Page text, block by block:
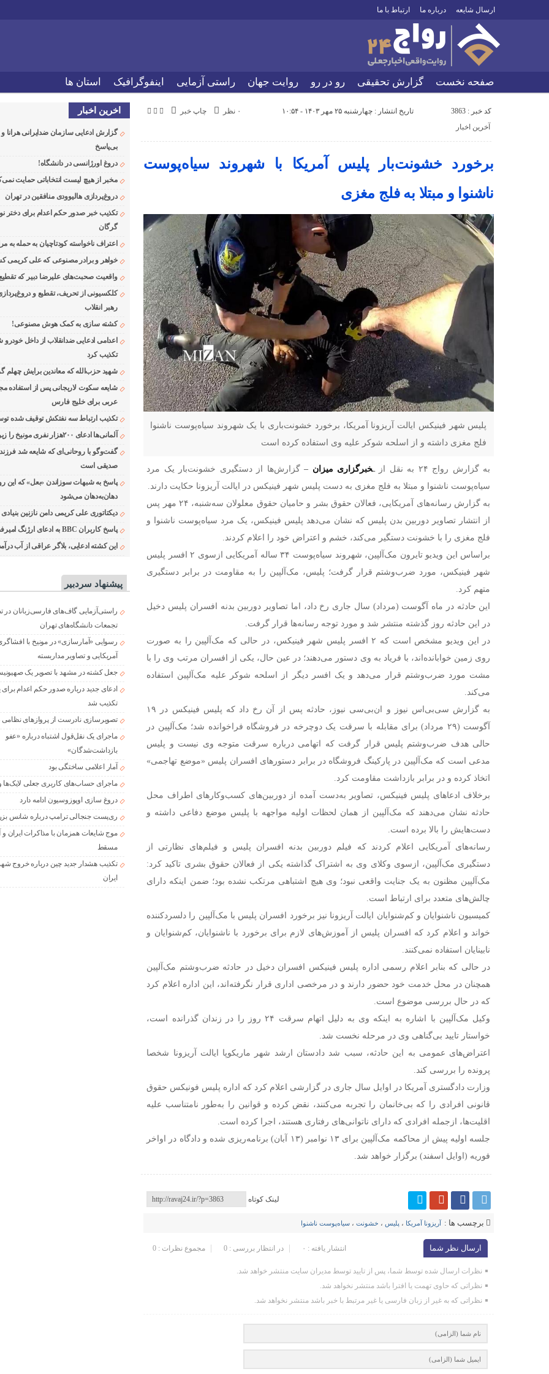
ارسال شایعه درباره ما ارتباط با ما
صفحه نخست گزارش تحقیقی رو در رو روایت جهان راستی آزمایی اینفوگرافیک استان ها
کد خبر : 3863 تاریخ انتشار : چهارشنبه ۲۵ مهر ۱۴۰۳ - ۱۰:۵۴ چاپ خبر
۰ نظر
آخرین اخبار
برخورد خشونت‌بار پلیس آمریکا با شهروند سیاه‌پوست
ناشنوا و مبتلا به فلج مغزی
پلیس شهر فینیکس ایالت آریزونا آمریکا، برخورد خشونت‌باری با یک شهروند سیاه‌پوست ناشنوا
فلج مغزی داشته و از اسلحه شوکر علیه وی استفاده کرده است
به گزارش رواج ۲۴ به نقل از ـ خبرگزاری میزان –گزارش‌ها از دستگیری خشونت‌بار یک مرد
سیاه‌پوست ناشنوا و مبتلا به فلج مغزی به دست پلیس شهر فینیکس در ایالت آریزونا حکایت دارند.
به گزارش رسانه‌های آمریکایی، فعالان حقوق بشر و حامیان حقوق معلولان سه‌شنبه، ۲۴ مهر پس
از انتشار تصاویر دوربین بدن پلیس که نشان می‌دهد پلیس فینیکس، یک مرد سیاه‌پوست ناشنوا و
فلج مغزی را با خشونت دستگیر می‌کند، خشم و اعتراض خود را اعلام کردند.
براساس این ویدیو تایرون مک‌آلپین، شهروند سیاه‌پوست ۳۴ ساله آمریکایی ازسوی ۲ افسر پلیس
شهر فینیکس، مورد ضرب‌وشتم قرار گرفت؛ پلیس، مک‌آلپین را به مقاومت در برابر دستگیری
متهم کرد.
این حادثه در ماه آگوست (مرداد) سال جاری رخ داد، اما تصاویر دوربین بدنه افسران پلیس دخیل
در این حادثه روز گذشته منتشر شد و مورد توجه رسانه‌ها قرار گرفت.
در این ویدیو مشخص است که ۲ افسر پلیس شهر فینیکس، در حالی که مک‌آلپین را به صورت
روی زمین خوابانده‌اند، با فریاد به وی دستور می‌دهند؛ در عین حال، یکی از افسران مرتب وی را با
مشت مورد ضرب‌وشتم قرار می‌دهد و یک افسر دیگر از اسلحه شوکر علیه مک‌آلپین استفاده
می‌کند.
به گزارش سی‌بی‌اس نیوز و ان‌بی‌سی نیوز، حادثه پس از آن رخ داد که پلیس فینیکس در ۱۹
آگوست (۲۹ مرداد) برای مقابله با سرقت یک دوچرخه در فروشگاه فراخوانده شد؛ مک‌آلپین در
حالی هدف ضرب‌وشتم پلیس قرار گرفت که اتهامی درباره سرقت متوجه وی نیست و پلیس
مدعی است که مک‌آلپین در پارکینگ فروشگاه در برابر دستورهای افسران پلیس «موضع تهاجمی»
اتخاذ کرده و در برابر بازداشت مقاومت کرد.
برخلاف ادعاهای پلیس فینیکس، تصاویر به‌دست آمده از دوربین‌های کسب‌وکارهای اطراف محل
حادثه نشان می‌دهند که مک‌آلپین از همان لحظات اولیه مواجهه با پلیس موضع دفاعی داشته و
دست‌هایش را بالا برده است.
رسانه‌های آمریکایی اعلام کردند که فیلم دوربین بدنه افسران پلیس و فیلم‌های نظارتی از
دستگیری مک‌آلپین، ازسوی وکلای وی به اشتراک گذاشته یکی از فعالان حقوق بشری تاکید کرد:
مک‌آلپین مظنون به یک جنایت واقعی نبود؛ وی هیچ اشتباهی مرتکب نشده بود؛ ضمن اینکه دارای
چالش‌های متعدد برای ارتباط است.
کمیسیون ناشنوایان و کم‌شنوایان ایالت آریزونا نیز برخورد افسران پلیس با مک‌آلپین را دلسردکننده
خواند و اعلام کرد که افسران پلیس از آموزش‌های لازم برای برخورد با ناشنوایان، کم‌شنوایان و
نابینایان استفاده نمی‌کنند.
در حالی که بنابر اعلام رسمی اداره پلیس فینیکس افسران دخیل در حادثه ضرب‌وشتم مک‌آلپین
همچنان در محل خدمت خود حضور دارند و در مرخصی اداری قرار نگرفته‌اند، این اداره اعلام کرد
که در حال بررسی موضوع است.
وکیل مک‌آلپین با اشاره به اینکه وی به دلیل اتهام سرقت ۲۴ روز را در زندان گذرانده است،
خواستار تایید بی‌گناهی وی در مرحله نخست شد.
اعتراض‌های عمومی به این حادثه، سبب شد دادستان ارشد شهر ماریکوپا ایالت آریزونا شخصا
پرونده را بررسی کند.
وزارت دادگستری آمریکا در اوایل سال جاری در گزارشی اعلام کرد که اداره پلیس فونیکس حقوق
قانونی افرادی را که بی‌خانمان را تجربه می‌کنند، نقض کرده و قوانین را به‌طور نامتناسب علیه
اقلیت‌ها، ازجمله افرادی که دارای ناتوانی‌های رفتاری هستند، اجرا کرده است.
جلسه اولیه پیش از محاکمه مک‌آلپین برای ۱۳ نوامبر (۱۳ آبان) برنامه‌ریزی شده و دادگاه در اواخر
فوریه (اوایل اسفند) برگزار خواهد شد.
لینک کوتاه
برچسب ها : آریزونا آمریکا ، پلیس ، خشونت ، سیاه‌پوست ناشنوا
ارسال نظر شما مجموع نظرات : 0 در انتظار بررسی : 0 انتشار یافته : ۰
نظرات ارسال شده توسط شما، پس از تایید توسط مدیران سایت منتشر خواهد شد.
نظراتی که حاوی تهمت یا افترا باشد منتشر نخواهد شد.
نظراتی که به غیر از زبان فارسی یا غیر مرتبط با خبر باشد منتشر نخواهد شد.
اخرین اخبار
گزارش ادعایی سازمان ضدایرانی
بی‌پاسخ
دروغ اورژانسی در دانشگاه!
مخبر از هیچ لیست انتخاباتی حمایت
دروغ‌پردازی هالیوودی منافقین در تهران
تکذیب خبر صدور حکم اعدام برای دختر
گرگان
اعتراف ناخواسته کودتاچیان به حمله به
خواهر و برادر مصنوعی که علی کریمی
واقعیت صحبت‌های علیرضا دبیر که
کلکسیونی از تحریف، تقطیع و
رهبر انقلاب
کشته سازی به کمک هوش مصنوعی!
اعدامی ادعایی ضدانقلاب از داخل خودرو
تکذیب کرد
شهید حزب‌الله که معاندین برایش چهلم
شایعه سکوت لاریجانی پس از استفاده
عربی برای خلیج فارس
تکذیب ارتباط سه نفتکش توقیف شده
آلمانی‌ها ادعای ۲۰۰هزار نفری مونیخ را زیر سوال بردند
گفت‌وگو با روحانی‌ای که شایعه شد
صدیقی است
پاسخ به شبهات سوزاندن «بعل» که این
دهان‌به‌دهان می‌شود
دیکتاتوری علی کریمی دامن نازنین
پاسخ کاربران BBC به ادعای ارژنگ امیرفضلی
این کشته ادعایی، بلاگر عراقی از آب
پیشنهاد سردبیر
راستی‌آزمایی گاف‌های فارسی‌زبانان در
تجمعات دانشگاه‌های تهران
رسوایی «آمارسازی» در مونیخ با
آمریکایی و تصاویر مداربسته
جعل کشته در مشهد با تصویر یک
ادعای جدید درباره صدور حکم اعدام
تکذیب شد
تصویرسازی نادرست از پروازهای نظامی
ماجرای یک نقل‌قول اشتباه درباره «عفو
بازداشت‌شدگان»
آمار اعلامی ساختگی بود
ماجرای حساب‌های کاربری جعلی لایک‌ها
دروغ سازی اوپوزوسیون ادامه دارد
ری‌پست جنجالی ترامپ درباره شانس
موج شایعات همزمان با مذاکرات ایران و
مسقط
تکذیب هشدار جدید چین درباره خروج
ایران